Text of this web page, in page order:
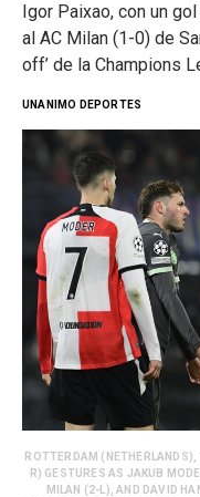
Igor Paixao, con un
al AC Milan (1-0) de
off’ de la Champions
UNANIMO DEPORTES
ROTTERDAM
R) GESTURES AS JAKUB
MILAN (2-L), AND DAVID